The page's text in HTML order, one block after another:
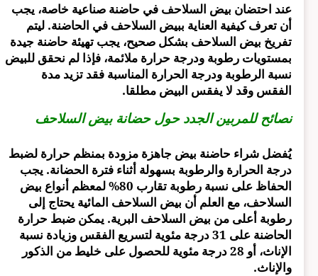
عند احتضان بيض السلاحف في حاضنة صناعية خاصة، يجب
أن تعرف كيفية العناية ببيض السلاحف في الحاضنة. ل يتم
تفريخ بيض السلاحف بشكل صحيح، يجب تهيئة حاضنة جيدة
بمستويات رطوبة ودرجة حرارة ملائمة، فإذا لم نحقق للبيض
نسبة الرطوبة ودرجة الحرارة المناسبة فقد تزيد مدة
الفقس وقد لا يفقس البيض مطلقا.
نصائح للمربين الجدد حول حضانة بيض السلاحف
يُفضل شراء حاضنة بيض جاهزة مزودة بمنظم حرارة لضبط
درجة الحرارة والرطوبة بسهولة أثناء فترة الحضانة. يجب
الحفاظ على نسبة رطوبة تقارب 80% لمعظم أنواع بيض
السلاحف، مع العلم أن بيض السلاحف المائية يحتاج إلى
رطوبة أعلى من بيض السلاحف البرية. يمكن ضبط حرارة
الحاضنة على 31 درجة مئوية لتسريع الفقس وزيادة نسبة
الإناث، أو 28 درجة مئوية للحصول على خليط من الذكور
والإناث.